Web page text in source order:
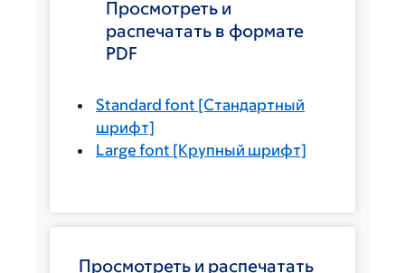
Просмотреть и
распечатать в формате
PDF
Standard font [Стандартный
шрифт]
Large font [Крупный шрифт]
Просмотреть и распечатать